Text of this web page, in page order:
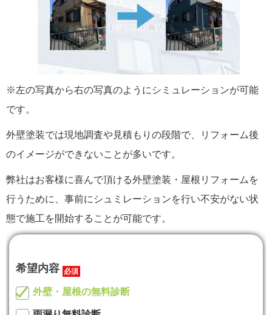
※左の写真から右の写真のようにシミュレーションが可能
です。
外壁塗装では現地調査や見積もりの段階で、リフォーム後
のイメージができないことが多いです。
弊社はお客様に喜んで頂ける外壁塗装・屋根リフォームを
行うために、事前にシュミレーションを行い不安がない状
態で施工を開始することが可能です。
希望内容 必須
外壁・屋根の無料診断